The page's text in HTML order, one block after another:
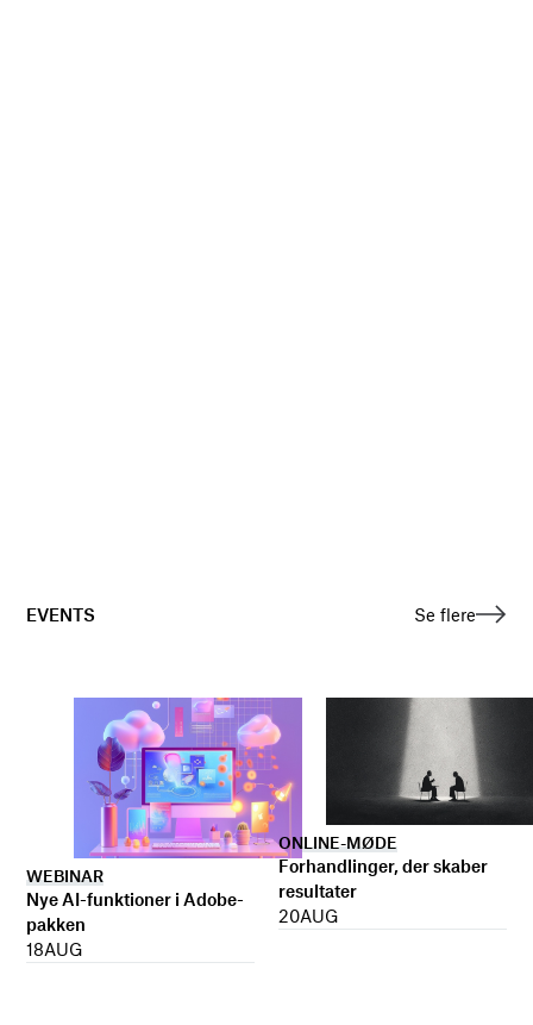
EVENTS Se flere
WEBINAR
Nye AI-funktioner i Adobe-
pakken
18AUG
ONLINE-MØDE
Forhandlinger, der skaber
resultater
20AUG